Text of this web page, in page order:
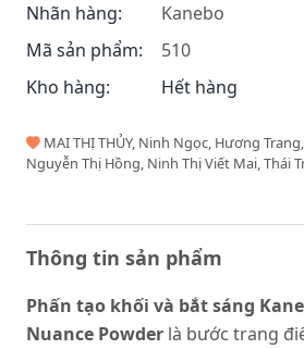
Nhãn hàng:
Kanebo
Mã sản phẩm:
510
Kho hàng:
Hết hàng
MAI THỊ THỦY, Ninh Ngọc, Hương
Nguyễn Thị Hồng, Ninh Thị Viết Mai, Thái
Thông tin sản phẩm
Phấn tạo khối và bắt sáng
Nuance Powder là bước trang